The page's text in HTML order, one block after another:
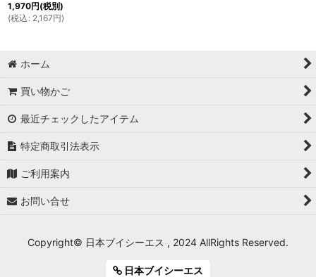
1,970円(税別)
(税込 : 2,167円)
ホーム
買い物かご
最近チェックしたアイテム
特定商取引法表示
ご利用案内
お問い合せ
Copyright© 日本ブイシーエス , 2024 AllRights Reserved.
日本ブイシーエス